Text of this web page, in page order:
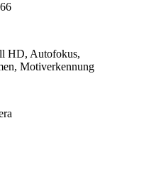
HD, Autofokus,
Motiverkennung